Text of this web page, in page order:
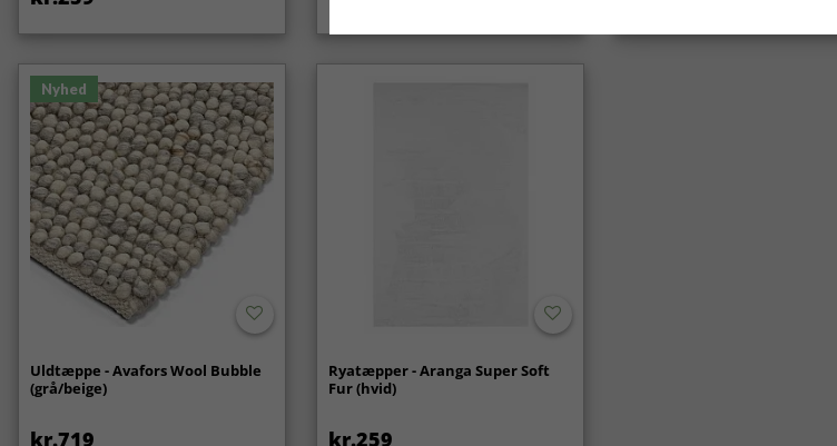
Nyhed
Uldtæppe - Avafors Wool Bubble
(grå/beige)
kr.719
Ryatæpper - Aranga Super Soft
Fur (hvid)
kr.259